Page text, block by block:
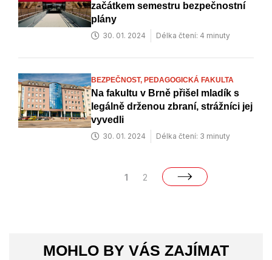
začátkem semestru bezpečnostní
plány
30. 01. 2024 Délka čtení: 4 minuty
BEZPEČNOST, PEDAGOGICKÁ FAKULTA
Na fakultu v Brně přišel mladík s
legálně drženou zbraní, strážníci jej
vyvedli
30. 01. 2024 Délka čtení: 3 minuty
1 2
MOHLO BY VÁS ZAJÍMAT